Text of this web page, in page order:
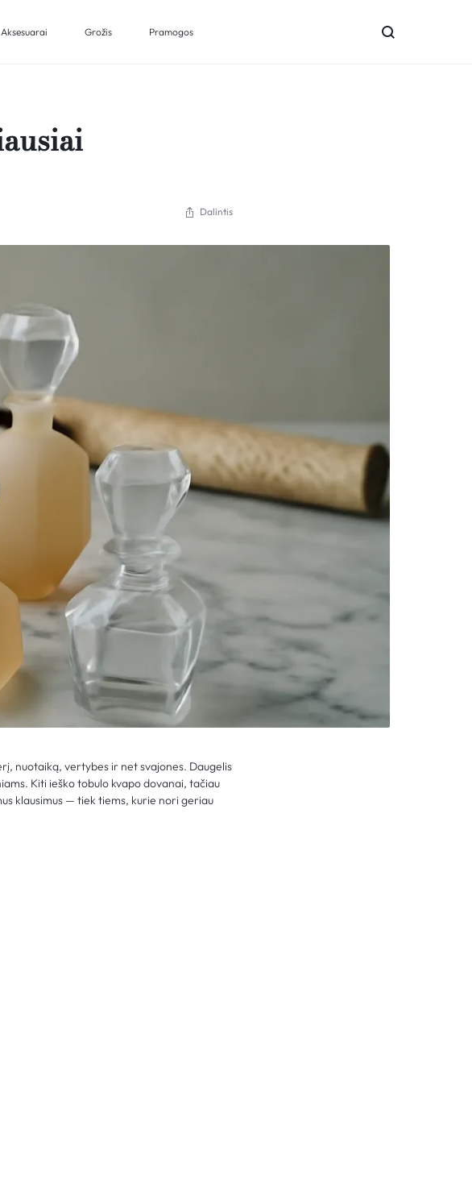
Aksesuarai Grožis Pramogos
Dalintis
nuotaiką, vertybes ir net svajones. Daugelis
Kiti ieško tobulo kvapo dovanai, tačiau
klausimus — tiek tiems, kurie nori geriau